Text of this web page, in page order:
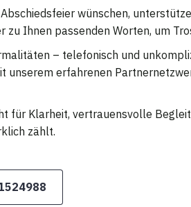
wünschen,
zu Ihnen passenden Worten, um
– telefonisch und
unserem erfahrenen
für Klarheit, vertrauensvolle
zählt.